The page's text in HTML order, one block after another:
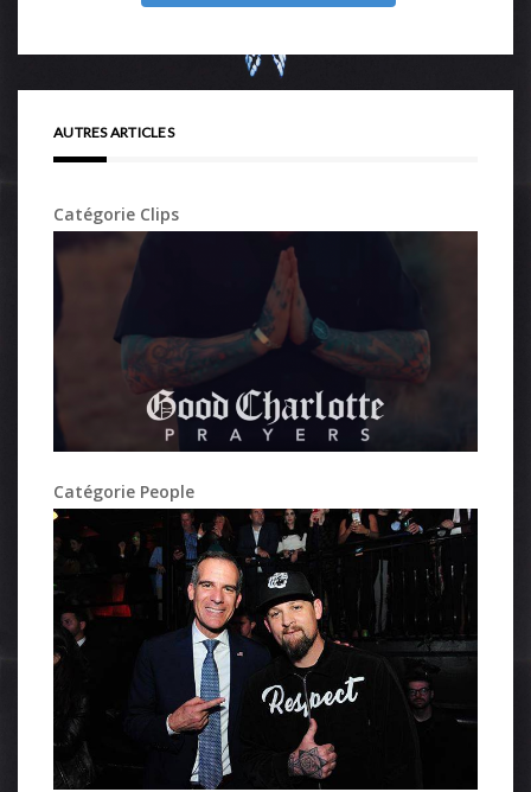
AUTRES ARTICLES
Catégorie Clips
Catégorie People